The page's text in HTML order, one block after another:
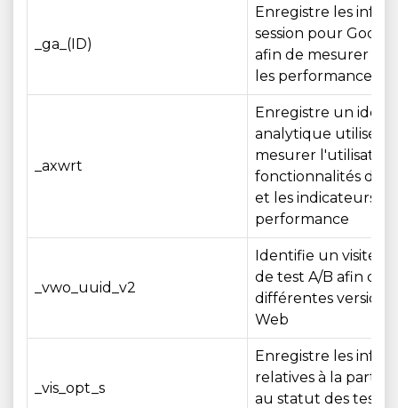
_ga_(ID)
Enregistre les
session pour
afin de mesurer
les performances
_axwrt
Enregistre un
analytique utilisé
mesurer l'utilisation
fonctionnalités du
et les indicateurs de
performance
_vwo_uuid_v2
Identifie un visiteur
de test A/B afin
différentes versions
Web
_vis_opt_s
Enregistre les
relatives à la
au statut des tests